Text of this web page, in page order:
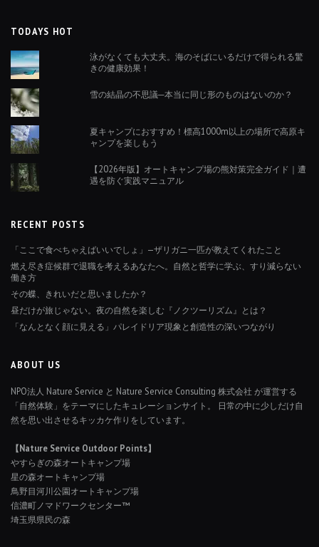
TODAYS HOT
泳がなくても大丈夫。海のそばにいるだけで得られる驚
きの健康効果！
雪の結晶の不思議─本当に同じ形のものはないのか？
夏キャンプにおすすめ！標高1000m以上の場所で高原キ
ャンプを楽しもう
【2026年版】オートキャンプ場の熊対策完全ガイド｜遭
遇を防ぐ実践マニュアル
RECENT POSTS
「ここで食べちゃえばいいでしょ」—ザリガニ一匹が教えてくれたこと
燃え尽き症候群で退職を考えるあなたへ。自然と哲学に学ぶ、すり減らない
働き方
その蝶、きれいだと思いましたか？
昼だけが旅じゃない。夜の自然を楽しむ『ノクツーリズム』とは？
「なんとなく顔に見える」パレイドリア現象と創造性の深いつながり
ABOUT US
NPO法人 Nature Service と Nature Service Consulting 株式会社 が運営する
「自然体験」をテーマにしたキュレーションサイト。 日常の中に少しだけ自
然を思い出させるキッカケ作りをしています。
【Nature Service Outdoor Points】
やすらぎの森オートキャンプ場
星の森オートキャンプ場
鳥野目河川公園オートキャンプ場
信濃町ノマドワークセンター™
埼玉県県民の森